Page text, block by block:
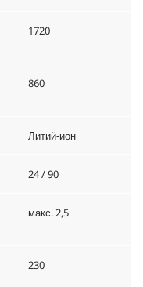
1720
860
Литий-ион
24 / 90
макс. 2,5
230